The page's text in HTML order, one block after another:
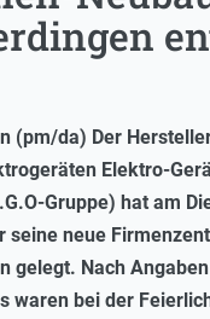
(pm/da) Der
Elektro-
Gruppe) hat am
seine neue
gelegt. Nach
waren bei der